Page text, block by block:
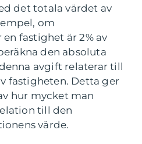
det totala värdet av
om
fastighet är 2% av
den absoluta
avgift relaterar till
fastigheten. Detta ger
hur mycket man
till den
värde.